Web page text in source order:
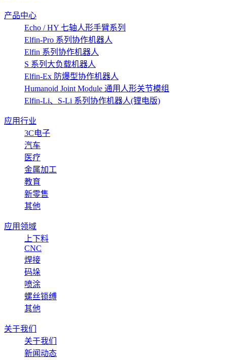
产品中心
Echo / HY 七轴人形手臂系列
Elfin-Pro 系列协作机器人
Elfin 系列协作机器人
S 系列大负载机器人
Elfin-Ex 防爆型协作机器人
Humanoid Joint Module 通用人形关节模组
Elfin-Li、S-Li 系列协作机器人(锂电版)
应用行业
3C电子
汽车
医疗
金属加工
教育
新零售
其他
应用领域
上下料
CNC
焊接
码垛
喷涂
螺丝锁缚
其他
关于我们
关于我们
新闻动态